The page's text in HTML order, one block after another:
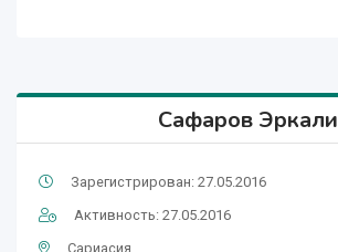
Сафаров Эркали
Зарегистрирован: 27.05.2016
Активность: 27.05.2016
Сариасия